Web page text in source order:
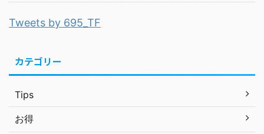
Tweets by 695_TF
カテゴリー
Tips
お得